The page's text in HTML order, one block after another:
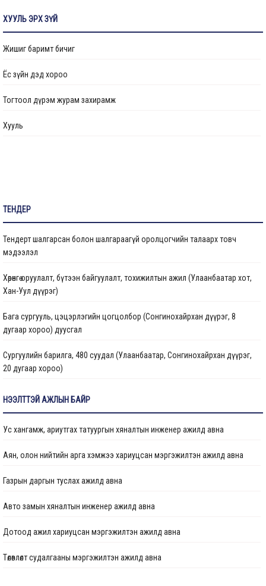
Бараа ажил үйлчилгээ
Газрын даргын тушаал
Барилгын ажлын мэдээ
Санхүүжилтийн мэдээлэл
ХУУЛЬ ЭРХ ЗҮЙ
Жишиг баримт бичиг
Ёс зүйн дэд хороо
Тогтоол дүрэм журам захирамж
Хууль
ТЕНДЕР
Тендерт шалгарсан болон шалгараагүй оролцогчийн талаарх товч
мэдээлэл
Хөрөнгө оруулалт, бүтээн байгуулалт, тохижилтын ажил (Улаанбаатар хот,
Хан-Уул дүүрэг)
Бага сургууль, цэцэрлэгийн цогцолбор (Сонгинохайрхан дүүрэг, 8
дугаар хороо) дуусгал
Сургуулийн барилга, 480 суудал (Улаанбаатар, Сонгинохайрхан дүүрэг,
20 дугаар хороо)
Цэцэрлэгийн барилга, 150 ор (Улаанбаатар хот, Сонгинохайрхан дүүрэг,
Арьс ширний ажилчдын орон сууцны барилгын их засварын ажил
хороо)
Гамшигт өртсөн 207 дугаар байр (Улаанбаатар хот, Баянзүрх дүүрэг, 26
хүрээнд барилгын зураг төслийг шинэчлэн боловсруулах
“Нийслэлийн Хөрөнгө оруулалтын газар ОНӨААТҮГ” -ын оффисын өрөө болон
НЭЭЛТТЭЙ АЖЛЫН БАЙР
Ус хангамж, ариутгах татуургын хяналтын инженер ажилд авна
Аян, олон нийтийн арга хэмжээ хариуцсан мэргэжилтэн ажилд авна
Газрын даргын туслах ажилд авна
Авто замын хяналтын инженер ажилд авна
Дотоод ажил хариуцсан мэргэжилтэн ажилд авна
Төлөвлөлт судалгааны мэргэжилтэн ажилд авна